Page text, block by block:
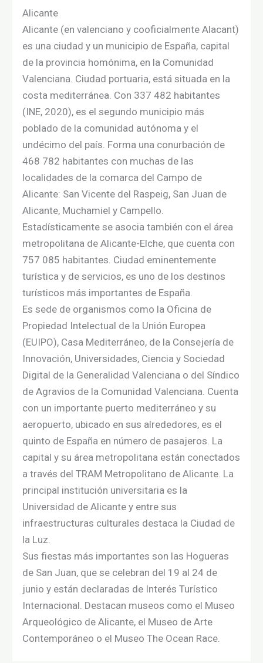
Alicante
Alicante (en valenciano y cooficialmente Alacant)​
es una ciudad y un municipio de España, capital
de la provincia homónima, en la Comunidad
Valenciana. Ciudad portuaria, está situada en la
costa mediterránea. Con 337 482 habitantes
(INE, 2020), es el segundo municipio más
poblado de la comunidad autónoma y el
undécimo del país. Forma una conurbación de
468 782 habitantes con muchas de las
localidades de la comarca del Campo de
Alicante: San Vicente del Raspeig, San Juan de
Alicante, Muchamiel y Campello.
Estadísticamente se asocia también con el área
metropolitana de Alicante-Elche, que cuenta con
757 085 habitantes. Ciudad eminentemente
turística y de servicios, es uno de los destinos
turísticos más importantes de España.​
Es sede de organismos como la Oficina de
Propiedad Intelectual de la Unión Europea
(EUIPO), Casa Mediterráneo, de la Consejería de
Innovación, Universidades, Ciencia y Sociedad
Digital de la Generalidad Valenciana o del Síndico
de Agravios de la Comunidad Valenciana. Cuenta
con un importante puerto mediterráneo y su
aeropuerto, ubicado en sus alrededores, es el
quinto de España en número de pasajeros. La
capital y su área metropolitana están conectados
a través del TRAM Metropolitano de Alicante. La
principal institución universitaria es la
Universidad de Alicante y entre sus
infraestructuras culturales destaca la Ciudad de
la Luz.
Sus fiestas más importantes son las Hogueras
de San Juan, que se celebran del 19 al 24 de
junio y están declaradas de Interés Turístico
Internacional. Destacan museos como el Museo
Arqueológico de Alicante, el Museo de Arte
Contemporáneo o el Museo The Ocean Race.